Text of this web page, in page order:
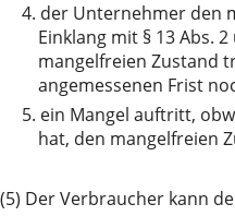
4. der Unternehmer den
Einklang mit § 13 Abs.
mangelfreien Zustand
angemessenen Frist
5. ein Mangel auftritt,
hat, den mangelfreien
(5) Der Verbraucher kann